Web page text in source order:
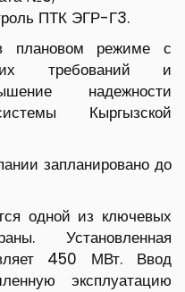
ПТК ЭГР-Г3.
плановом режиме с
требований и
надежности
Кыргызской
запланировано до
одной из ключевых
Установленная
450 МВт. Ввод
эксплуатацию